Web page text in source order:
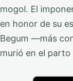
mogol. El
en honor de su
Begum —más
murió en el